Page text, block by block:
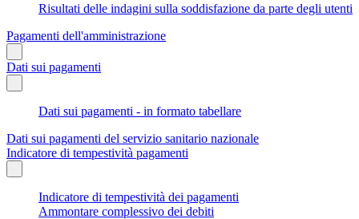
Risultati delle indagini sulla soddisfazione da parte degli utenti
Pagamenti dell'amministrazione
Dati sui pagamenti
Dati sui pagamenti - in formato tabellare
Dati sui pagamenti del servizio sanitario nazionale
Indicatore di tempestività pagamenti
Indicatore di tempestività dei pagamenti
Ammontare complessivo dei debiti